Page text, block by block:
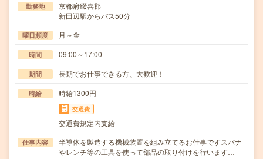
勤務地
京都府綴喜郡
新田辺駅からバス50分
曜日頻度 月～金
時間 09:00～17:00
期間 長期でお仕事できる方、大歓迎！
時給 時給1300円
交通費
交通費規定内支給
仕事内容
半導体を製造する機械装置を組み立てるお仕事ですスパナ
やレンチ等の工具を使って部品の取り付けを行います…